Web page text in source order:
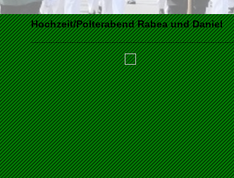
Hochzeit/Polterabend Rabea und Daniel